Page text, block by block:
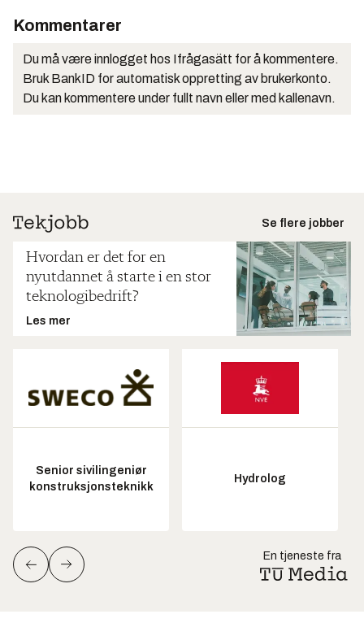
Kommentarer
Du må være innlogget hos Ifrågasätt for å kommentere.
Bruk BankID for automatisk oppretting av brukerkonto.
Du kan kommentere under fullt navn eller med kallenavn.
Se flere jobber
Hvordan er det for en
nyutdannet å starte i en stor
teknologibedrift?
Les mer
Senior sivilingeniør
konstruksjonsteknikk
Hydrolog
En tjeneste fra